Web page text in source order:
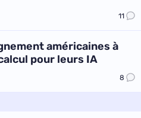
11
américaines à
pour leurs IA
8